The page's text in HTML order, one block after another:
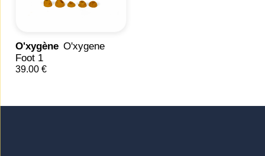
O'xygène O'xygene
Foot 1
39.00 €